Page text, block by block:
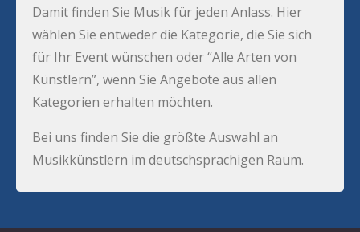
Damit finden Sie Musik für jeden Anlass. Hier
wählen Sie entweder die Kategorie, die Sie sich
für Ihr Event wünschen oder “Alle Arten von
Künstlern”, wenn Sie Angebote aus allen
Kategorien erhalten möchten.
Bei uns finden Sie die größte Auswahl an
Musikkünstlern im deutschsprachigen Raum.